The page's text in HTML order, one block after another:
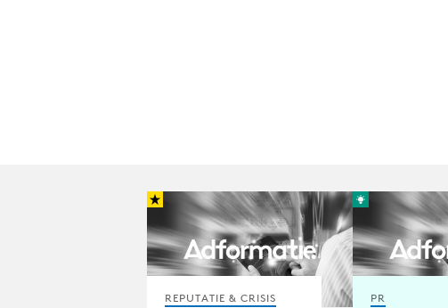
REPUTATIE & CRISIS PR